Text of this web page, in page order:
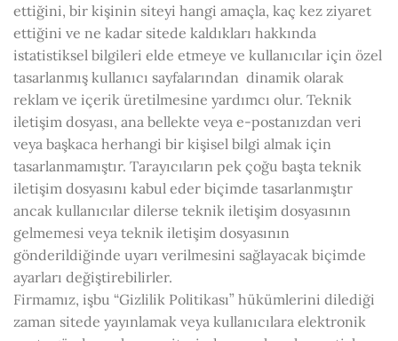
ettiğini, bir kişinin siteyi hangi amaçla, kaç kez ziyaret
ettiğini ve ne kadar sitede kaldıkları hakkında
istatistiksel bilgileri elde etmeye ve kullanıcılar için özel
tasarlanmış kullanıcı sayfalarından dinamik olarak
reklam ve içerik üretilmesine yardımcı olur. Teknik
iletişim dosyası, ana bellekte veya e-postanızdan veri
veya başkaca herhangi bir kişisel bilgi almak için
tasarlanmamıştır. Tarayıcıların pek çoğu başta teknik
iletişim dosyasını kabul eder biçimde tasarlanmıştır
ancak kullanıcılar dilerse teknik iletişim dosyasının
gelmemesi veya teknik iletişim dosyasının
gönderildiğinde uyarı verilmesini sağlayacak biçimde
ayarları değiştirebilirler.
Firmamız, işbu “Gizlilik Politikası” hükümlerini dilediği
zaman sitede yayınlamak veya kullanıcılara elektronik